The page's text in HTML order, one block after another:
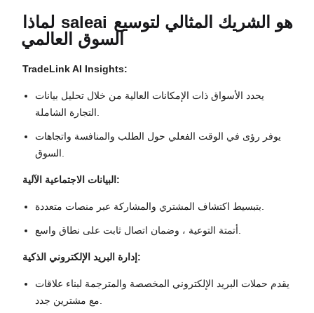
saleai هو الشريك المثالي لتوسيع
السوق العالمي
TradeLink AI Insights:
يحدد الأسواق ذات الإمكانات العالية من خلال تحليل بيانات
التجارة الشاملة.
يوفر رؤى في الوقت الفعلي حول الطلب والمنافسة واتجاهات
السوق.
البيانات الاجتماعية الآلية:
بتبسيط اكتشاف المشتري والمشاركة عبر منصات متعددة.
أتمتة التوعية ، وضمان اتصال ثابت على نطاق واسع.
إدارة البريد الإلكتروني الذكية:
يقدم حملات البريد الإلكتروني المخصصة والمترجمة لبناء علاقات
مع مشترين جدد.